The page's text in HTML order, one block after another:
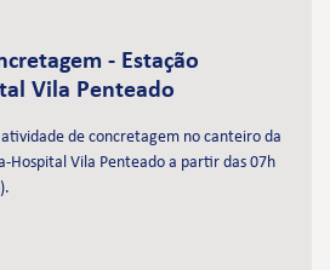
- Estação
Vila Penteado
de concretagem no canteiro da
Hospital Vila Penteado a partir das 07h